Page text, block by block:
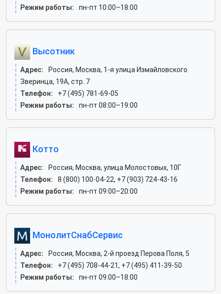
Режим работы:
пн-пт 10:00–18:00
Высотник
Адрес:
Россия, Москва, 1-я улица Измайловского
Зверинца, 19А, стр. 7
Телефон:
+7 (495) 781-69-05
Режим работы:
пн-пт 08:00–19:00
Котто
Адрес:
Россия, Москва, улица Молостовых, 10Г
Телефон:
8 (800) 100-04-22, +7 (903) 724-43-16
Режим работы:
пн-пт 09:00–20:00
МонолитСнабСервис
Адрес:
Россия, Москва, 2-й проезд Перова Поля, 5
Телефон:
+7 (495) 708-44-21, +7 (495) 411-39-50
Режим работы:
пн-пт 09:00–18:00